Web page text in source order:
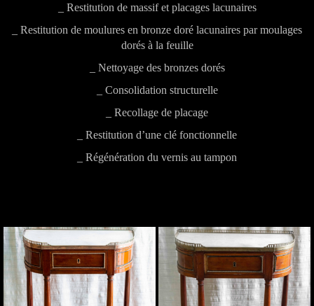
_ Restitution de massif et placages lacunaires
_ Restitution de moulures en bronze doré lacunaires par moulages
dorés à la feuille
_ Nettoyage des bronzes dorés
_ Consolidation structurelle
_ Recollage de placage
_ Restitution d’une clé fonctionnelle
_ Régénération du vernis au tampon